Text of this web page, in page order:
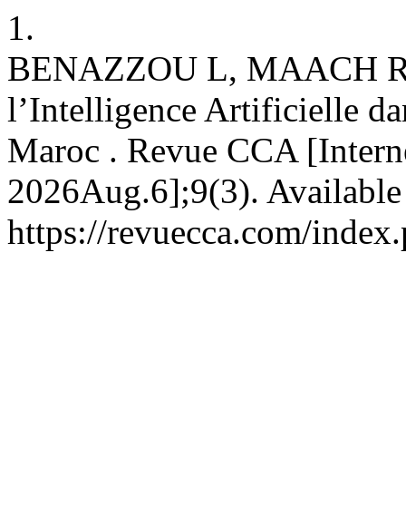
1.
BENAZZOU L, MAACH
l’Intelligence Artificielle
Maroc . Revue CCA
2026Aug.6];9(3).
https://revuecca.com/